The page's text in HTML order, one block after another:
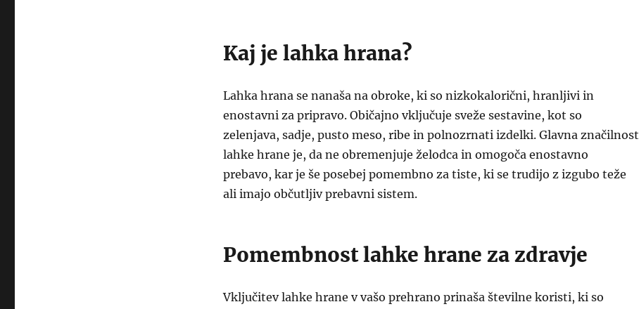
Kaj je lahka hrana?
Lahka hrana se nanaša na obroke, ki so nizkokalorični, hranljivi in
enostavni za pripravo. Običajno vključuje sveže sestavine, kot so
zelenjava, sadje, pusto meso, ribe in polnozrnati izdelki. Glavna značilnost
lahke hrane je, da ne obremenjuje želodca in omogoča enostavno
prebavo, kar je še posebej pomembno za tiste, ki se trudijo z izgubo teže
ali imajo občutljiv prebavni sistem.
Pomembnost lahke hrane za zdravje
Vključitev lahke hrane v vašo prehrano prinaša številne koristi, ki so